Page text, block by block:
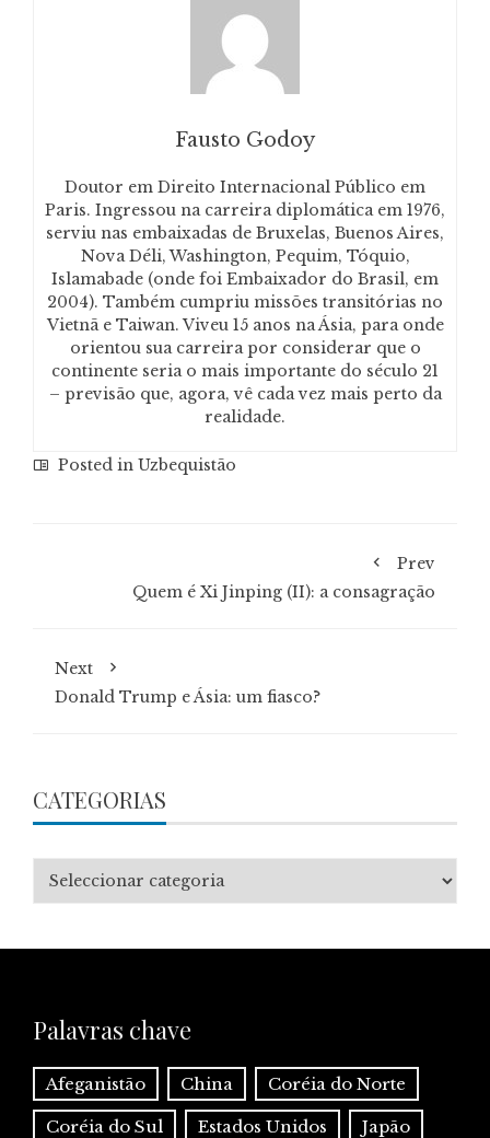
Fausto Godoy
Doutor em Direito Internacional Público em
Paris. Ingressou na carreira diplomática em 1976,
serviu nas embaixadas de Bruxelas, Buenos Aires,
Nova Déli, Washington, Pequim, Tóquio,
Islamabade (onde foi Embaixador do Brasil, em
2004). Também cumpriu missões transitórias no
Vietnã e Taiwan. Viveu 15 anos na Ásia, para onde
orientou sua carreira por considerar que o
continente seria o mais importante do século 21
– previsão que, agora, vê cada vez mais perto da
realidade.
Posted in Uzbequistão
Prev
Quem é Xi Jinping (II): a consagração
Next
Donald Trump e Ásia: um fiasco?
CATEGORIAS
Categorias
Palavras chave
Afeganistão China Coréia do Norte
Coréia do Sul Estados Unidos Japão